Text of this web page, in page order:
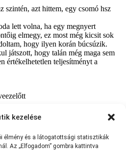
kezelése
élmény és a látogatottsági statisztikák
Az „Elfogadom” gombra kattintva